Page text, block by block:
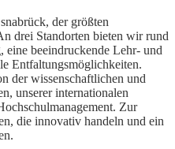
der größten
drei Standorten bieten wir rund
eine beeindruckende Lehr- und
Entfaltungsmöglichkeiten.
der wissenschaftlichen und
unserer internationalen
Zur
die innovativ handeln und ein